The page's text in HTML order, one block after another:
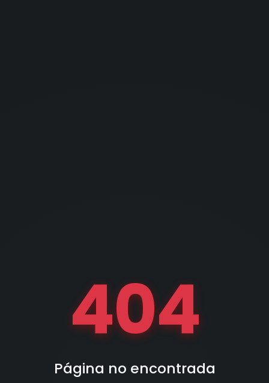
404
Página no encontrada